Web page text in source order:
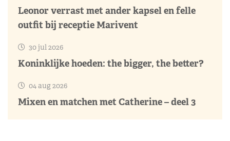
Leonor verrast met ander kapsel en felle
outfit bij receptie Marivent
30 jul 2026
Koninklijke hoeden: the bigger, the better?
04 aug 2026
Mixen en matchen met Catherine – deel 3